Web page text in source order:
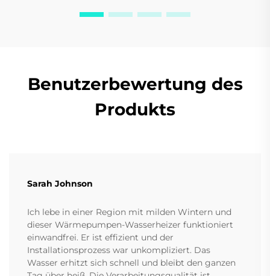
Benutzerbewertung des
Produkts
Sarah Johnson
Ich lebe in einer Region mit milden Wintern und
dieser Wärmepumpen-Wasserheizer funktioniert
einwandfrei. Er ist effizient und der
Installationsprozess war unkompliziert. Das
Wasser erhitzt sich schnell und bleibt den ganzen